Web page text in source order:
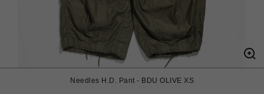
Needles H.D. Pant - BDU OLIVE XS